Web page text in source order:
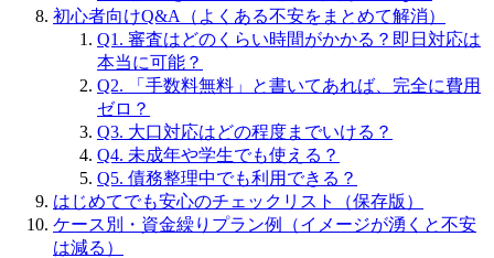
初心者向けQ&A（よくある不安をまとめて解消）
Q1. 審査はどのくらい時間がかかる？即日対応は
本当に可能？
Q2. 「手数料無料」と書いてあれば、完全に費用
ゼロ？
Q3. 大口対応はどの程度までいける？
Q4. 未成年や学生でも使える？
Q5. 債務整理中でも利用できる？
はじめてでも安心のチェックリスト（保存版）
ケース別・資金繰りプラン例（イメージが湧くと不安
は減る）